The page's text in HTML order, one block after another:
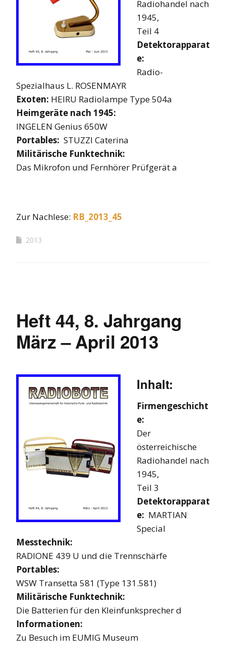
Radiohandel nach
1945,
Teil 4
Detektorapparat
e:
Radio-
Spezialhaus L. ROSENMAYR
Exoten: HEIRU Radiolampe Type 504a
Heimgeräte nach 1945:
INGELEN Genius 650W
Portables: STUZZI Caterina
Militärische Funktechnik:
Das Mikrofon und Fernhörer Prüfgerät a
Zur Nachlese: RB_2013_45
2013
Heft 44, 8. Jahrgang
März – April 2013
Inhalt:
Firmengeschicht
e:
Der
österreichische
Radiohandel nach
1945,
Teil 3
Detektorapparat
e: MARTIAN
Special
Messtechnik:
RADIONE 439 U und die Trennschärfe
Portables:
WSW Transetta 581 (Type 131.581)
Militärische Funktechnik:
Die Batterien für den Kleinfunksprecher d
Informationen:
Zu Besuch im EUMIG Museum